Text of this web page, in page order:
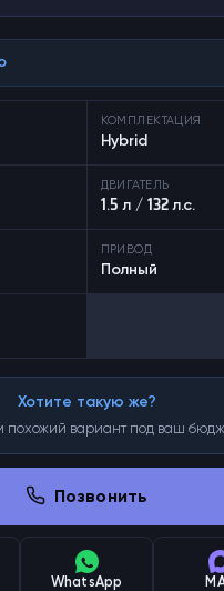
КОМПЛЕКТАЦИЯ
Hybrid
ДВИГАТЕЛЬ
1.5 л / 132 л.с.
ПРИВОД
Полный
Хотите такую же?
похожий вариант под ваш
Позвонить
WhatsApp